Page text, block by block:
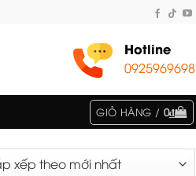
Hotline
0925969698
GIỎ HÀNG / 0₫